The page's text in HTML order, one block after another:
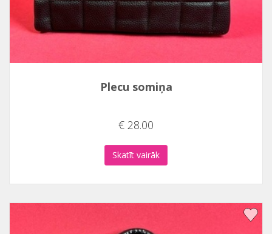
Plecu somiņa
€ 28.00
Skatīt vairāk